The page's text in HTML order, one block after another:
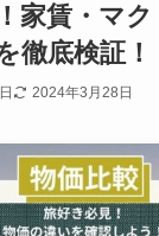
家賃・マ
徹底検証！
2024年3月28日